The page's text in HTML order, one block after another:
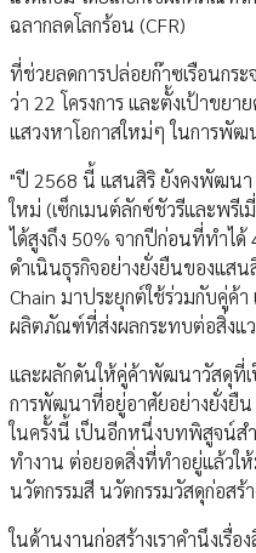
ฉลากลดโลกร้อน (CFR)
ที่ช่วยลดการปล่อยก๊าซเรือนกระ
ว่า 22 โครงการ และตั้งเป้าขย
แสวงหาโอกาสใหม่ๆ ในการพั
"ปี 2568 นี้ แสนสิริ ยังคงพัฒนา
ใหม่ (เซ็กเมนต์ลักซ์ชัวรีและพรีเ
ได้สูงถึง 50% จากปีก่อนที่ทำไ
ดำเนินธุรกิจอย่างยั่งยืนของแสน
Chain มาประยุกต์ใช้ร่วมกับคู่ค้
ผลิตภัณฑ์ที่ส่งผลกระทบต่อสิ่งแ
และผลักดันให้คู่ค้าพัฒนาวัสดุที่
การพัฒนาที่อยู่อาศัยอย่างยั่งยืน
ในครั้งนี้ เป็นอีกหนึ่งบทพิสูจน์ส
ทำงาน ต่อยอดสิ่งที่ทำอยู่แล้วใ
นวัตกรรมสี นวัตกรรมวัสดุก่อส
ในด้านงานก่อสร้างเราคำนึงเรื่